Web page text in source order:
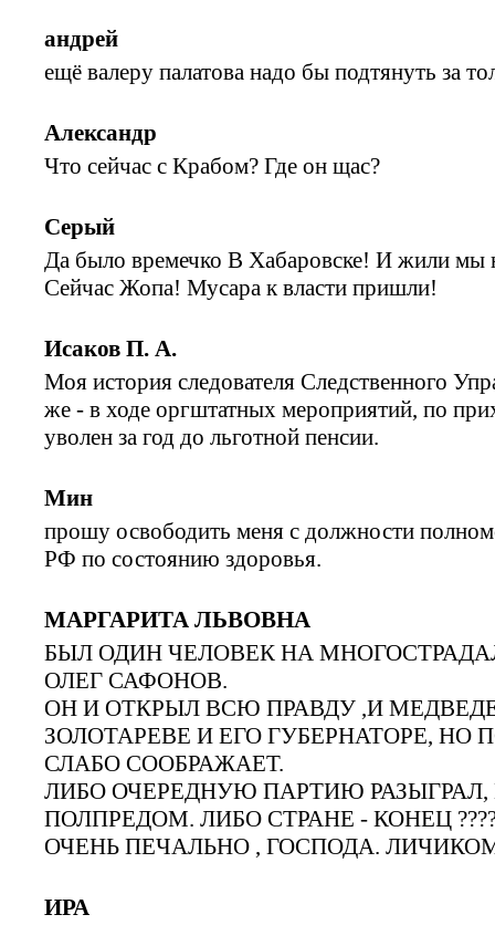
андрей
ещё валеру палатова надо бы подтянуть за
Александр
Что сейчас с Крабом? Где он щас?
Серый
Да было времечко В Хабаровске! И жили
Сейчас Жопа! Мусара к власти пришли!
Исаков П. А.
Моя история следователя Следственного
же - в ходе оргштатных мероприятий, по
уволен за год до льготной пенсии.
Мин
прошу освободить меня с должности
РФ по состоянию здоровья.
МАРГАРИТА ЛЬВОВНА
БЫЛ ОДИН ЧЕЛОВЕК НА
ОЛЕГ САФОНОВ.
ОН И ОТКРЫЛ ВСЮ ПРАВДУ ,И
ЗОЛОТАРЕВЕ И ЕГО ГУБЕРНАТОРЕ,
СЛАБО СООБРАЖАЕТ.
ЛИБО ОЧЕРЕДНУЮ ПАРТИЮ
ПОЛПРЕДОМ. ЛИБО СТРАНЕ - КОНЕЦ
ОЧЕНЬ ПЕЧАЛЬНО , ГОСПОДА.
ИРА